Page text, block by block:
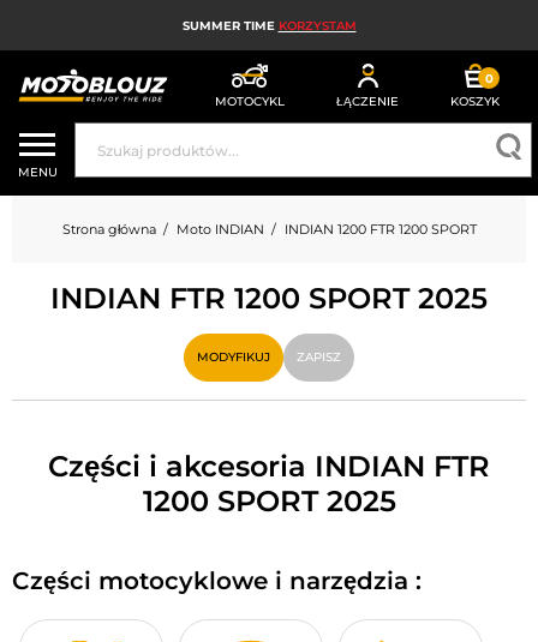
SUMMER TIME KORZYSTAM
MOTOCYKL ŁĄCZENIE
0
KOSZYK
KASK MOTOCYKLOWY
ODZIEŻ MOTOCYKLOWA DLA MĘŻCZYZN
UBRANIA MOTOCYKLOWE DAMSKIE
MX; ENDURO I TRIAL
HIGH-TECH MOTOCYKLOWY
PODUSZKA POWIETRZNA MOTOCYKLOWA
CZĘŚCI MOTOCYKLOWE I NARZĘDZIA
AKCESORIA MOTOCYKLOWE
MENU
Strona główna Moto INDIAN INDIAN 1200 FTR 1200 SPORT
INDIAN FTR 1200 SPORT 2025
MODYFIKUJ ZAPISZ
Części i akcesoria INDIAN FTR
1200 SPORT 2025
Części motocyklowe i narzędzia :